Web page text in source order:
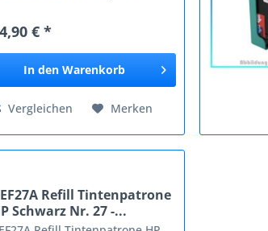
Printer 5000 PRO Recorder CD
€ *
In den Warenkorb
Vergleichen Merken
Refill Tintenpatrone
Schwarz Nr. 27 -...